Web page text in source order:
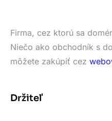
Firma, cez ktorú sa
Niečo ako obchodník s
môžete zakúpiť cez
Držiteľ